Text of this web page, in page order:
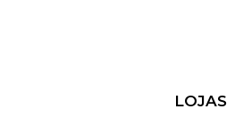
LOJAS